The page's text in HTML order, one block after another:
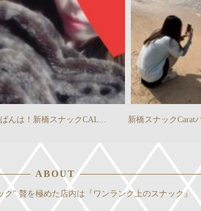
新橋スナックCaratハナレ ... 新
ABOUT
" 贅を極めた店内は『ワンランク上のスナック』